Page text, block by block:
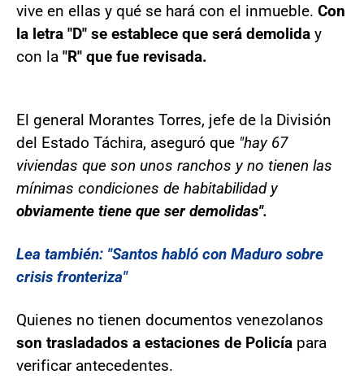
vive en ellas y qué se hará con el inmueble. Con
la letra "D" se establece que será demolida y
con la "R" que fue revisada.
El general Morantes Torres, jefe de la División
del Estado Táchira, aseguró que "hay 67
viviendas que son unos ranchos y no tienen las
mínimas condiciones de habitabilidad y
obviamente tiene que ser demolidas".
Lea también: "Santos habló con Maduro sobre
crisis fronteriza"
Quienes no tienen documentos venezolanos
son trasladados a estaciones de Policía para
verificar antecedentes.